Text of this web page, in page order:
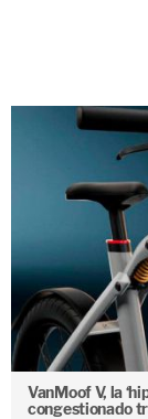
VanMoof V, la
congestionado